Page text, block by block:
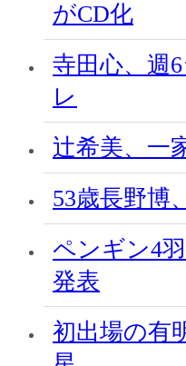
がCD化
寺田心、週
レ
辻希美、一
53歳長野博
ペンギン4
発表
初出場の有